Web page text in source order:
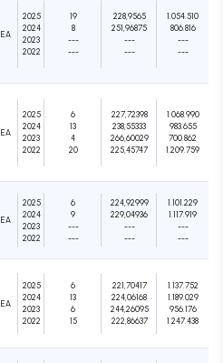
EA
2025
2024
2023
2022
19
8
---
---
228,9565
251,96875
---
---
1.054.510
806.816
---
---
EA
2025
2024
2023
2022
6
13
4
20
227,72398
238,55333
266,60029
225,45747
1.068.990
983.655
700.862
1.209.759
EA
2025
2024
2023
2022
6
9
---
---
224,92999
229,04936
---
---
1.101.229
1.117.919
---
---
EA
2025
2024
2023
2022
6
13
6
15
221,70417
224,06168
244,26095
222,86637
1.137.752
1.189.029
956.176
1.247.438